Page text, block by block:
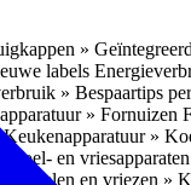
»
labels
» Bespaartips
» Fornuizen
Keukenapparatuur »
koel- en vriesapparaten
Koelen en vriezen »